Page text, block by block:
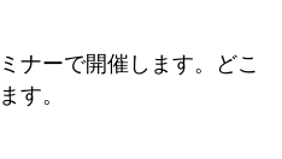
ナーで開催します。どこ
す。